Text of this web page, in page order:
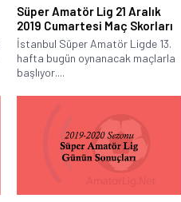
Süper Amatör Lig 21 Aralık
2019 Cumartesi Maç Skorları
İstanbul Süper Amatör Ligde 13.
hafta bugün oynanacak maçlarla
başlıyor....